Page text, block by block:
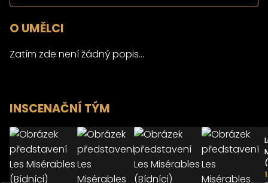
O UMĚLCI
Zatím zde není žádný popis...
INSCENAČNÍ TÝM
Les
Misérables
(Bídníci)
24.01.2026
Les
Misérables
(Bídníci)
16.02.2024
Les
Misérables
(Bídníci)
13.02.2009